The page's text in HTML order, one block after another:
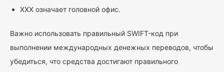
XXX означает головной офис.
Важно использовать правильный SWIFT-код при
выполнении международных денежных переводов, чтобы
убедиться, что средства достигают правильного